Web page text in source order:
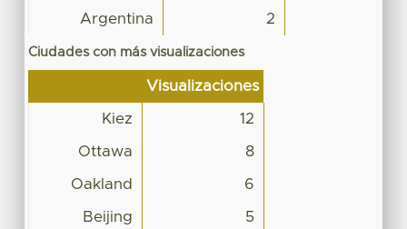
Argentina 2
Ciudades con más visualizaciones
Visualizaciones
Kiez 12
Ottawa 8
Oakland 6
Beijing 5